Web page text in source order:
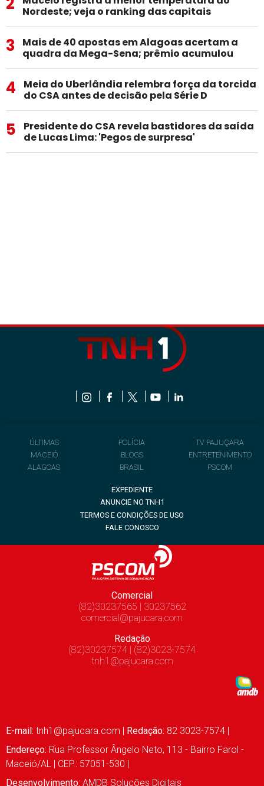
Nordeste; veja o ranking das capitais
3
Mais de 40 apostas em Alagoas acertam a
quadra da Mega-Sena; prêmio acumulou
4
Meia do Uberlândia relembra força da torcida
do CSA antes de decisão pela Série D
5
Presidente do CSA revela bastidores da saída
de Lucas Lima: 'Pegos de surpresa'
ÚLTIMAS
MACEIÓ
ALAGOAS
POLÍCIA
BLOGS
BRASIL
TV PAJUÇARA
ENTRETENIMENTO
PSCOM
EXPEDIENTE
ANUNCIE NO TNH1
TERMOS E CONDIÇÕES DE USO
FALE CONOSCO
Comercial
(82)30237565 | 30237562
comercial@pajucara.com
Redação
(82)30237574 | (82)3023-7574
tnh1@pajucara.com
E-mail: tnh1@pajucara.com | Redação: 82 3023-7574 |
Endereço: Rua Professor Ângelo Neto, 113 - Bairro Farol -
Maceió/AL | CEP.: 57051-530 |
Desenvolvimento: AMDB Soluções Digitais